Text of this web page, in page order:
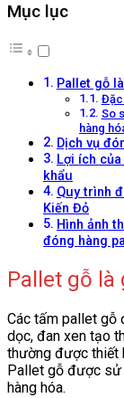
Mục lục
Pallet gỗ
Đặc
So
hàng
Dịch vụ
Lợi ích
khẩu
Quy trình
Kiến Đỏ
Hình ảnh
đóng hàng
Pallet gỗ là
Các tấm pallet gỗ
dọc, đan xen tạo
thường được thiết
Pallet gỗ được sử
hàng hóa.